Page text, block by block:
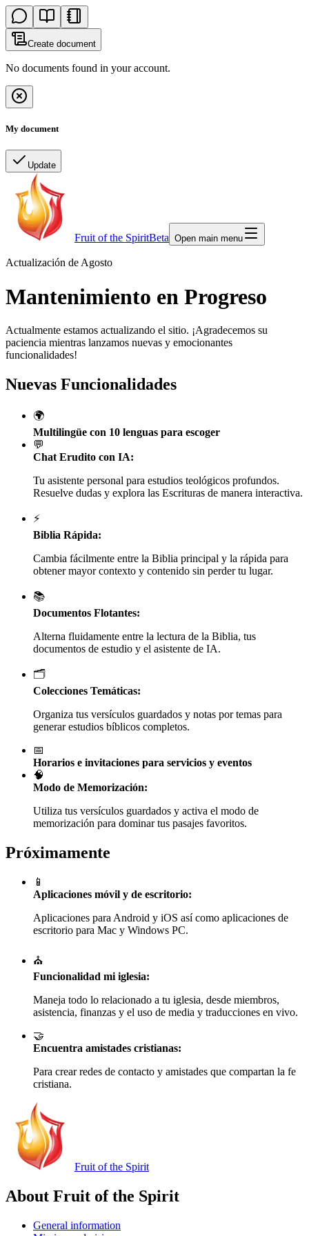
Create document
No documents found in your account.
My document
Update
Fruit of the SpiritBeta Open main menu
Actualización de Agosto
Mantenimiento en Progreso
Actualmente estamos actualizando el sitio. ¡Agradecemos su
paciencia mientras lanzamos nuevas y emocionantes
funcionalidades!
Nuevas Funcionalidades
🌍
Multilingüe con 10 lenguas para escoger
💬
Chat Erudito con IA:
Tu asistente personal para estudios teológicos profundos.
Resuelve dudas y explora las Escrituras de manera interactiva.
⚡
Biblia Rápida:
Cambia fácilmente entre la Biblia principal y la rápida para
obtener mayor contexto y contenido sin perder tu lugar.
📚
Documentos Flotantes:
Alterna fluidamente entre la lectura de la Biblia, tus
documentos de estudio y el asistente de IA.
🗂️
Colecciones Temáticas:
Organiza tus versículos guardados y notas por temas para
generar estudios bíblicos completos.
📅
Horarios e invitaciones para servicios y eventos
🧠
Modo de Memorización:
Utiliza tus versículos guardados y activa el modo de
memorización para dominar tus pasajes favoritos.
Próximamente
📱
Aplicaciones móvil y de escritorio:
Aplicaciones para Android y iOS así como aplicaciones de
escritorio para Mac y Windows PC.
⛪
Funcionalidad mi iglesia:
Maneja todo lo relacionado a tu iglesia, desde miembros,
asistencia, finanzas y el uso de media y traducciones en vivo.
🤝
Encuentra amistades cristianas:
Para crear redes de contacto y amistades que compartan la fe
cristiana.
Fruit of the Spirit
About Fruit of the Spirit
General information